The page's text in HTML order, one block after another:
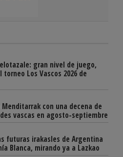
gran nivel de juego,
Los Vascos 2026 de
Menditarrak con una decena de
vascas en agosto-septiembre
futuras irakasles de Argentina
Blanca, mirando ya a Lazkao